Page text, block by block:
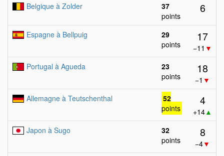
Belgique à Zolder
37
points
6
Espagne à Bellpuig
29
points
17
−11 ▼
Portugal à Agueda
23
points
18
−1 ▼
Allemagne à Teutschenthal
52
points
4
+14▲
Japon à Sugo
32
points
8
−4▼